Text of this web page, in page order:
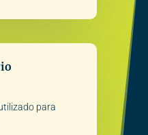
para